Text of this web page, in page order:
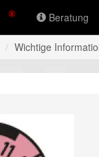
Beratung
Wichtige